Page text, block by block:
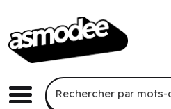
Menu
Recherche par
Rechercher par mots-